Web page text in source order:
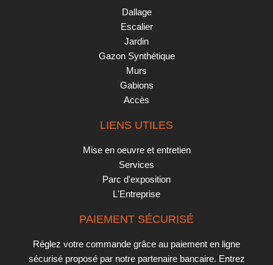
Dallage
Escalier
Jardin
Gazon Synthétique
Murs
Gabions
Accès
LIENS UTILES
Mise en oeuvre et entretien
Services
Parc d'exposition
L'Entreprise
PAIEMENT SÉCURISÉ
Réglez votre commande grâce au paiement en ligne
sécurisé proposé par notre partenaire bancaire. Entrez